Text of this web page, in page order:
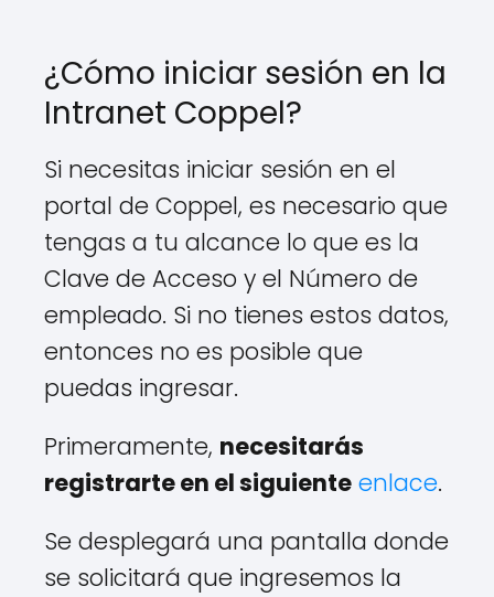
¿Cómo iniciar sesión en la
Intranet Coppel?
Si necesitas iniciar sesión en el
portal de Coppel, es necesario que
tengas a tu alcance lo que es la
Clave de Acceso y el Número de
empleado. Si no tienes estos datos,
entonces no es posible que
puedas ingresar.
Primeramente, necesitarás
registrarte en el siguiente enlace.
Se desplegará una pantalla donde
se solicitará que ingresemos la